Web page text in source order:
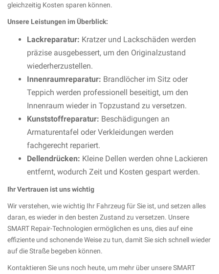
gleichzeitig Kosten sparen können.
Unsere Leistungen im Überblick:
Lackreparatur: Kratzer und Lackschäden werden
präzise ausgebessert, um den Originalzustand
wiederherzustellen.
Innenraumreparatur: Brandlöcher im Sitz oder
Teppich werden professionell beseitigt, um den
Innenraum wieder in Topzustand zu versetzen.
Kunststoffreparatur: Beschädigungen an
Armaturentafel oder Verkleidungen werden
fachgerecht repariert.
Dellendrücken: Kleine Dellen werden ohne Lackieren
entfernt, wodurch Zeit und Kosten gespart werden.
Ihr Vertrauen ist uns wichtig
Wir verstehen, wie wichtig Ihr Fahrzeug für Sie ist, und setzen alles
daran, es wieder in den besten Zustand zu versetzen. Unsere
SMART Repair-Technologien ermöglichen es uns, dies auf eine
effiziente und schonende Weise zu tun, damit Sie sich schnell wieder
auf die Straße begeben können.
Kontaktieren Sie uns noch heute, um mehr über unsere SMART